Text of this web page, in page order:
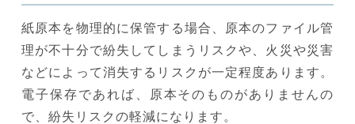
紙原本を物理的に保管する場合、原本のファイル管
理が不十分で紛失してしまうリスクや、火災や災害
などによって消失するリスクが一定程度あります。
電子保存であれば、原本そのものがありませんの
で、紛失リスクの軽減になります。